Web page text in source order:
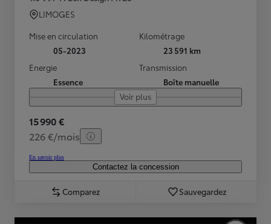
LIMOGES
Mise en circulation
05-2023
Kilométrage
23 591 km
Energie
Essence
Transmission
Boîte manuelle
Voir plus
15 990 €
226 €/mois
En savoir plus
Contactez la concession
Comparez Sauvegardez